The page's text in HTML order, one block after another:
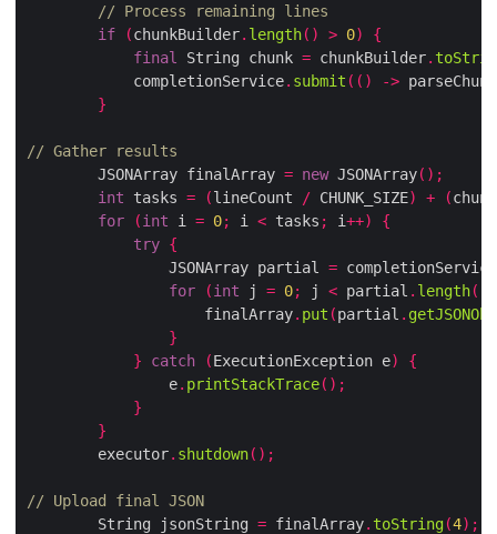
// Process remaining lines
if
(chunkBuilder. length() > 0)
{
final
String chunk = chunkBuilder.
            completionService
. submit (() -> parseChunk
}
// Gather results
        JSONArray finalArray
= new JSONArray();
int tasks = (lineCount / CHUNK_SIZE) + (
for
(int i = 0; i < tasks ; i++)
{
try {
                JSONArray partial
= completionService
for
(int j = 0; j < partial . length();
                    finalArray
. put (partial .
}
}
catch (ExecutionException e)
{
                e
. printStackTrace();
}
}
        executor
. shutdown();
// Upload final JSON
        String jsonString
= finalArray. toString(4);